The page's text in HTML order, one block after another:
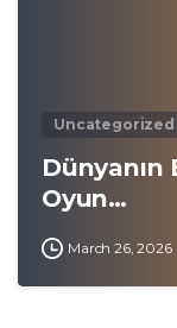
Uncategorized
Oyun…
March 26, 2026